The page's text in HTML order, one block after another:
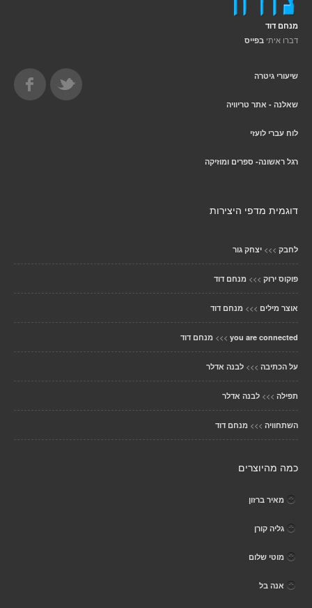
מנחם דוד
דברו איתי בפייס
שיעורי גיטרה
שאלנה - אתר טריוויה
לוח עברי לועזי
רגל ראשונה- ספרים ומוזיקה
דוגמית מדפי היצירות
לחבק >>> יצחק גור
פוקוס ירוק >>> מנחם דוד
אוצר מילים >>> מנחם דוד
you are connected
>>> מנחם דוד
על הכתיבה >>> לבנה אדלר
תפילה >>> לבנה אדלר
השתחוויה >>> מנחם דוד
כמה מהיוצרים
מאיר ברזון
גליה קורן
מוטי שלום
אנה בל